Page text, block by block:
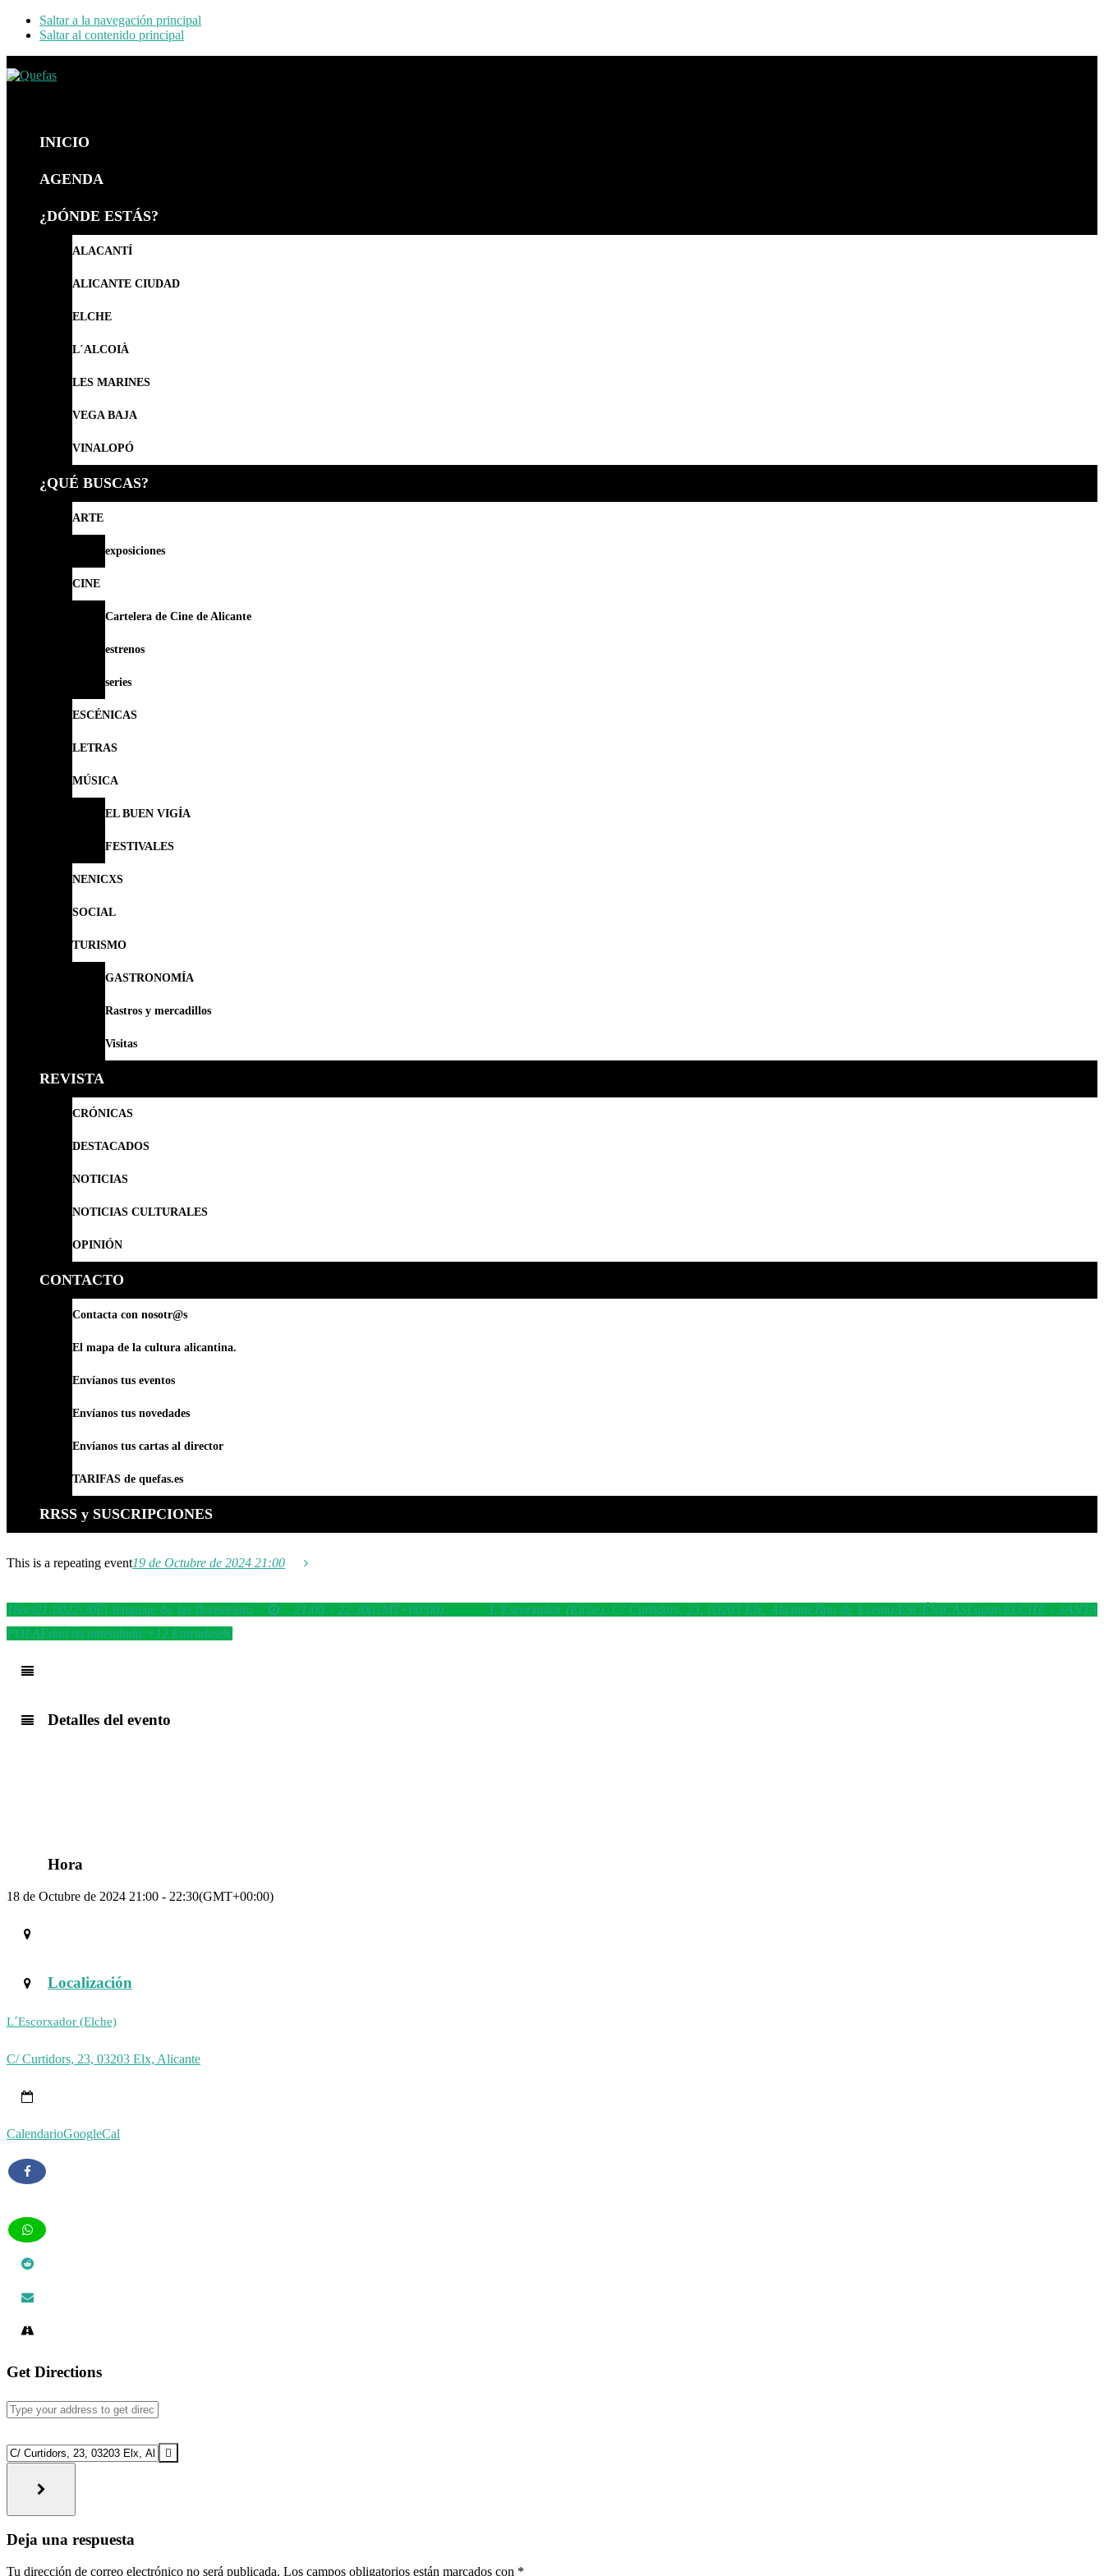
Saltar a la navegación principal
Saltar al contenido principal
INICIO
AGENDA
¿DÓNDE ESTÁS?
ALACANTÍ
ALICANTE CIUDAD
ELCHE
L´ALCOIÀ
LES MARINES
VEGA BAJA
VINALOPÓ
¿QUÉ BUSCAS?
ARTE
exposiciones
CINE
Cartelera de Cine de Alicante
estrenos
series
ESCÉNICAS
LETRAS
MÚSICA
EL BUEN VIGÍA
FESTIVALES
NENICXS
SOCIAL
TURISMO
GASTRONOMÍA
Rastros y mercadillos
Visitas
REVISTA
CRÓNICAS
DESTACADOS
NOTICIAS
NOTICIAS CULTURALES
OPINIÓN
CONTACTO
Contacta con nosotr@s
El mapa de la cultura alicantina.
Envíanos tus eventos
Envíanos tus novedades
Envíanos tus cartas al director
TARIFAS de quefas.es
RRSS y SUSCRIPCIONES
This is a repeating event19 de Octubre de 2024 21:00
18oct21:0022:30El lenguaje de las floresteatro 21:00 - 22:30(GMT+00:00) L´Escorxador (Elche) , C/ Curtidors, 23, 03203 Elx, AlicanteTipo de Evento:ESCÉNICASLugar:ELCHE - SANTA
POLAEdad recomendada:+12 Entradas8€
Detalles del evento
Hora
18 de Octubre de 2024 21:00 - 22:30(GMT+00:00)
Localización
L´Escorxador (Elche)
C/ Curtidors, 23, 03203 Elx, Alicante
CalendarioGoogleCal
Get Directions
Address
-
lenguaje
de
[]
Destination
Address
las
flores
[]
Interacciones
con
Deja una respuesta
Tu dirección de correo electrónico no será publicada. Los campos obligatorios están marcados con *